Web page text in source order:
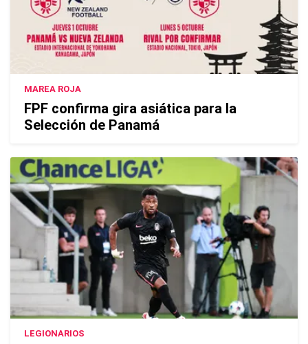
MAREA ROJA
FPF confirma gira asiática para la
Selección de Panamá
LEGIONARIOS